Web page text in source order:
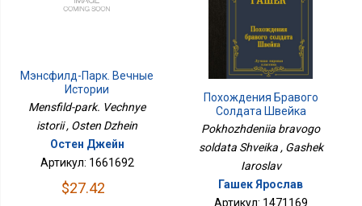
Мэнсфилд-Парк. Вечные
Истории
Mensfild-park. Vechnye
istorii , Osten Dzhein
Остен Джейн
Артикул: 1661692
$27.42
Похождения Бравого
Солдата Швейка
Pokhozhdeniia bravogo
soldata Shveika , Gashek
Iaroslav
Гашек Ярослав
Артикул: 1471169